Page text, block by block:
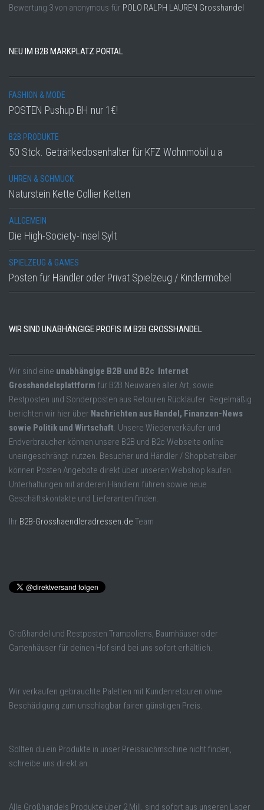
Bewertung 3von anonymous für POLO RALPH LAUREN Grosshandel
NEU IM B2B MARKPLATZ PORTAL
FASHION & MODE
POSTEN Pushup BH nur 1€!
B2B PRODUKTE
50 Stck. Getränkedosenhalter für KFZ Wohnmobil u.a
UHREN & SCHMUCK
Naturstein Kette Collier Ketten
ALLGEMEIN
Die High-Society-Insel Sylt
SPIELZEUG & GAMES
Posten für Händler oder Privat Spielzeug / Kindermöbel
WIR SIND UNABHÄNGIGE PROFIS IM B2B GROSSHANDEL
Wir sind eine unabhängige B2B und B2c Internet
Grosshandelsplattform für B2B Neuwaren aller Art, sowie
Restposten und Sonderposten aus Retouren Rückläufer. Regelmäßig
berichten wir hier über Nachrichten aus Handel, Finanzen-News
sowie Politik und Wirtschaft. Unsere Wiederverkäufer und
Endverbraucher können unsere B2B und B2c Webseite online
uneingeschrängt nutzen. Besucher und Händler / Shopbetreiber
können Posten Angebote direkt über unseren Webshop kaufen.
Unterhaltungen mit anderen Händlern führen sowie neue
Geschäftskontakte und Lieferanten finden.
Ihr B2B-Grosshaendleradressen.de Team
Großhandel und Restposten Trampoliens, Baumhäuser oder
Gartenhäuser für deinen Hof sind bei uns sofort erhältlich.
Wir verkaufen gebrauchte Paletten mit Kundenretouren ohne
Beschädigung zum unschlagbar fairen günstigen Preis.
Sollten du ein Produkte in unser Preissuchmschine nicht finden,
schreibe uns direkt an.
Alle Großhandels Produkte über 2 Mill. sind sofort aus unseren Lager